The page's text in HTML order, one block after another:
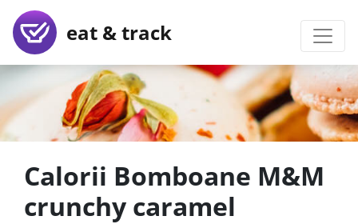
eat & track
Calorii Bomboane M&M
crunchy caramel